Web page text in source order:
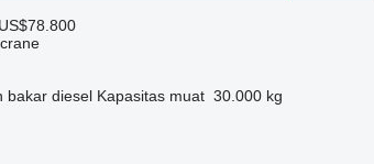
bakar diesel Kapasitas muat 30.000 kg